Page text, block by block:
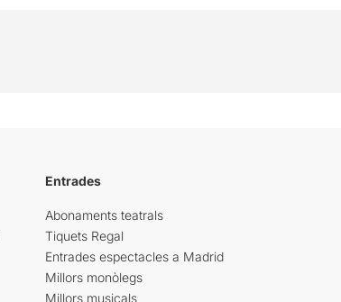
Entrades
Abonaments teatrals
Tiquets Regal
Entrades espectacles a Madrid
Millors monòlegs
Millors musicals